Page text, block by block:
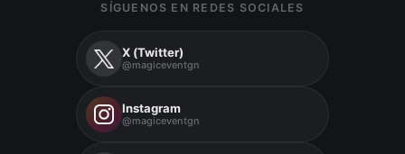
SÍGUENOS EN REDES SOCIALES
X (Twitter)
@magiceventgn
Instagram
@magiceventgn